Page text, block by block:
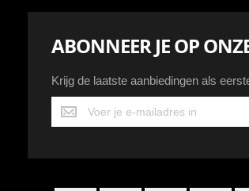
ABONNEER JE OP
Krijg de laatste aanbiedingen als
Krijg
de
eerste